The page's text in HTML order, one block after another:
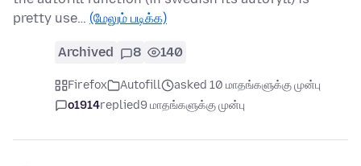
pretty use… (மேலும் படிக்க)
Archived 8 140
Firefox Autofill
asked 10 மாதங்களுக்கு முன்பு
o1914replied9 மாதங்களுக்கு முன்பு